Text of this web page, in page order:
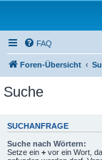
FAQ
Foren-Übersicht
Suche
SUCHANFRAGE
Suche nach Wörtern:
Setze ein + vor ein Wort,